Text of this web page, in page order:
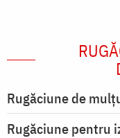
Rugăciune de
Rugăciune pentru